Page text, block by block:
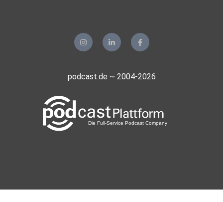
podcast.de ~ 2004-2026